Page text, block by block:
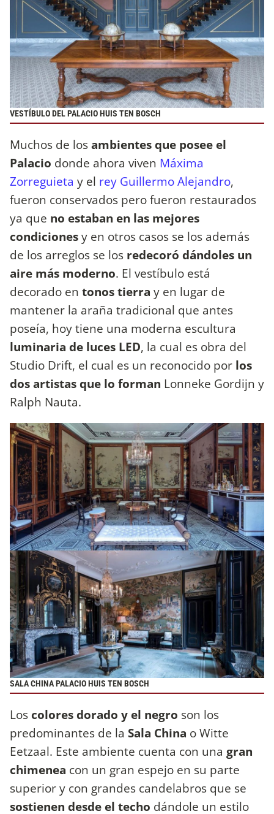
VESTÍBULO DEL PALACIO HUIS TEN BOSCH
Muchos de losambientes que posee el
Palacio donde ahora viven Máxima
Zorreguieta y el rey Guillermo Alejandro,
fueron conservados pero fueron restaurados
ya que no estaban en las mejores
condicionesy en otros casos se los además
de los arreglos se los redecoró dándoles un
aire más moderno. El vestíbulo está
decorado en tonos tierra y en lugar de
mantener la araña tradicional que antes
poseía, hoy tiene una moderna escultura
luminaria de luces LED, la cual es obra del
Studio Drift, el cual es un reconocido por los
dos artistas que lo forman Lonneke Gordijn y
Ralph Nauta.
SALA CHINA PALACIO HUIS TEN BOSCH
Los colores dorado y el negro son los
predominantes de la Sala China o Witte
Eetzaal. Este ambiente cuenta con una gran
chimenea con un gran espejo en su parte
superior y con grandes candelabros que se
sostienen desde el techo dándole un estilo